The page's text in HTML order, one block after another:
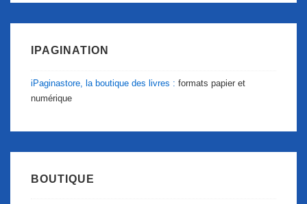
IPAGINATION
iPaginastore, la boutique des livres : formats papier et
numérique
BOUTIQUE